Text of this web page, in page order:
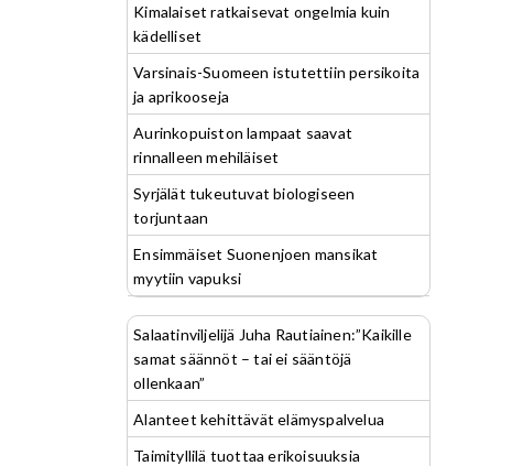
Kimalaiset ratkaisevat ongelmia kuin
kädelliset
Varsinais-Suomeen istutettiin persikoita
ja aprikooseja
Aurinkopuiston lampaat saavat
rinnalleen mehiläiset
Syrjälät tukeutuvat biologiseen
torjuntaan
Ensimmäiset Suonenjoen mansikat
myytiin vapuksi
Salaatinviljelijä Juha Rautiainen:”Kaikille
samat säännöt – tai ei sääntöjä
ollenkaan”
Alanteet kehittävät elämyspalvelua
Taimityllilä tuottaa erikoisuuksia